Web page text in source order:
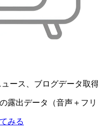
ース、ブログデータ取
露出データ（音声＋フ
みる